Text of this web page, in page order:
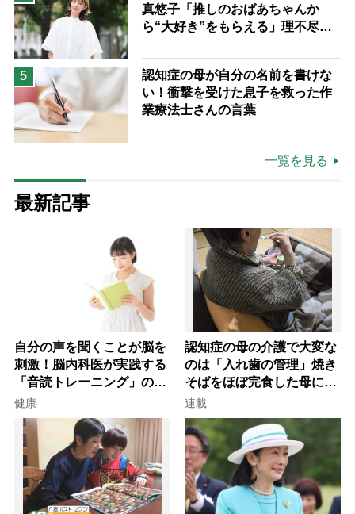
真悠子「推しのおばあちゃんか
ら“大好き”をもらえる」理不尽さ
場は「愛おしい」
5
認知症の母が自分の名前を書けな
い！衝撃を受けた息子を救った作
業療法士さんの言葉
一覧を見る
最新記事
自分の声を聞くことが脳を
刺激！脳内科医が実践する
「音読トレーニング」の極
意
健康
認知症の母の介護で大変な
のは「入れ歯の管理」焼き
そばをほぼ完食した母に息
子が血の気が引いた理由
連載